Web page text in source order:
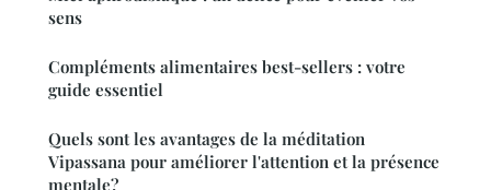
sens
Compléments alimentaires best-sellers : votre
guide essentiel
Quels sont les avantages de la méditation
Vipassana pour améliorer l'attention et la présence
mentale?